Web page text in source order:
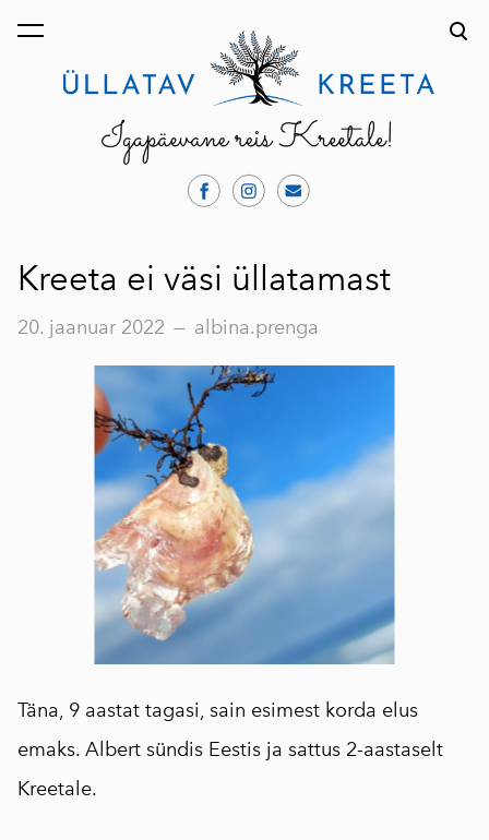
lisati ostukorvi. Vaata ostukorvi
Kreeta ei väsi üllatamast
20. jaanuar 2022 — albina.prenga
Täna, 9 aastat tagasi, sain esimest korda elus
emaks. Albert sündis Eestis ja sattus 2-aastaselt
Kreetale.